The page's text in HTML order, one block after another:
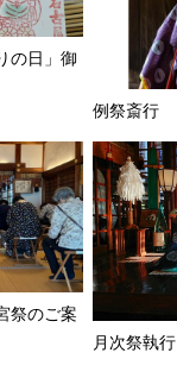
の日」御
例祭斎行
祭のご案
月次祭執行